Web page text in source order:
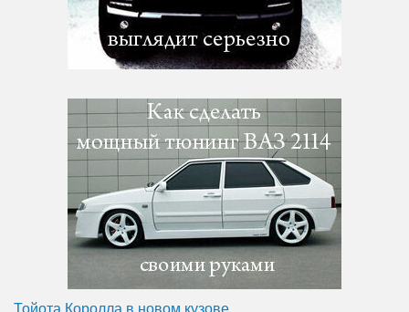
Тойота Королла в новом кузове